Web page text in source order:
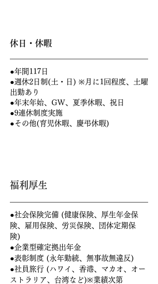
休日・休暇
●年間117日
●週休2日制(土・日) ※月に1回程度、土曜
出勤あり
●年末年始、GW、夏季休暇、祝日
●9連休制度実施
●その他(育児休暇、慶弔休暇)
福利厚生
●社会保険完備 (健康保険、厚生年金保
険、雇用保険、労災保険、団体定期保
険)
●企業型確定拠出年金
●表彰制度 (永年勤続、無事故無違反)
●社員旅行 (ハワイ、香港、マカオ、オー
ストラリア、台湾など)※業績次第